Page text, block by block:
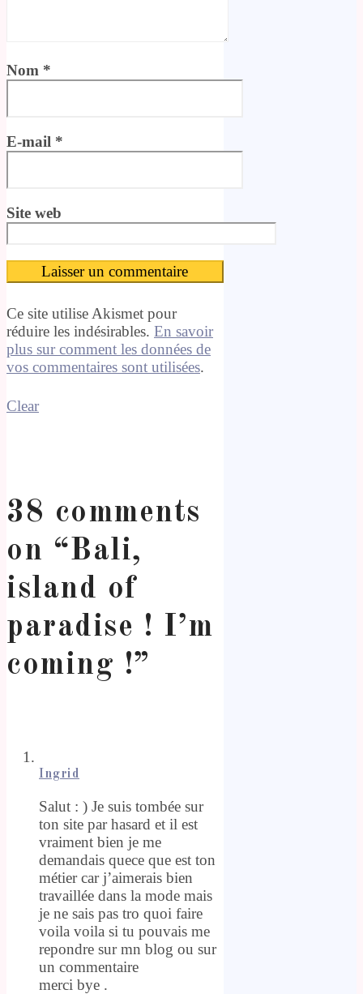
Nom *
E-mail *
Site web
Ce site utilise Akismet pour
réduire les indésirables. En savoir
plus sur comment les données de
vos commentaires sont utilisées.
Clear
38 comments
on “Bali,
island of
paradise ! I’m
coming !”
Ingrid
Salut : ) Je suis tombée sur
ton site par hasard et il est
vraiment bien je me
demandais quece que est ton
métier car j’aimerais bien
travaillée dans la mode mais
je ne sais pas tro quoi faire
voila voila si tu pouvais me
repondre sur mn blog ou sur
un commentaire
merci bye .